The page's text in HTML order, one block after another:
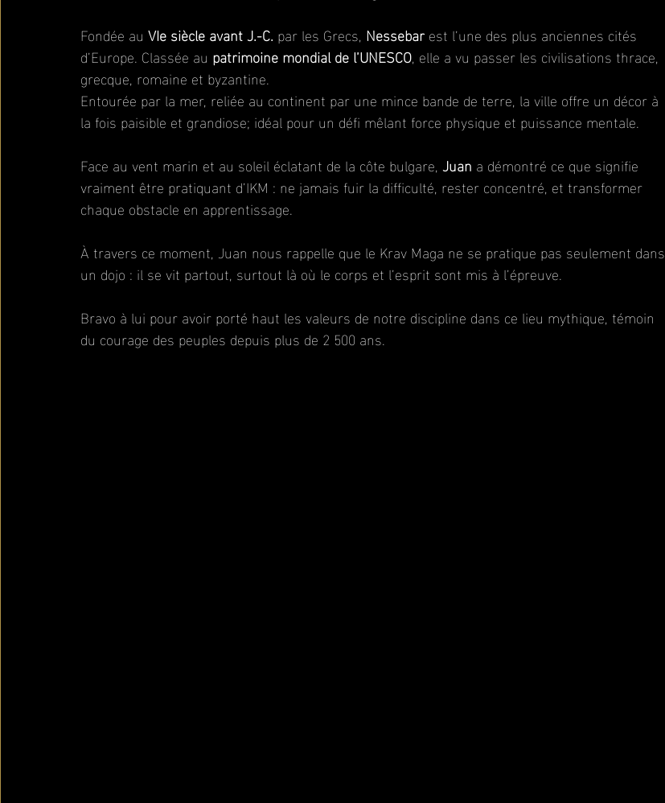
Fondée au VIe siècle avant J.-C. par les Grecs, Nessebar est l’une des plus anciennes cités
d’Europe. Classée au patrimoine mondial de l’UNESCO, elle a vu passer les civilisations thrace,
grecque, romaine et byzantine.
Entourée par la mer, reliée au continent par une mince bande de terre, la ville offre un décor à
la fois paisible et grandiose; idéal pour un défi mêlant force physique et puissance mentale.
Face au vent marin et au soleil éclatant de la côte bulgare, Juan a démontré ce que signifie
vraiment être pratiquant d’IKM : ne jamais fuir la difficulté, rester concentré, et transformer
chaque obstacle en apprentissage.
À travers ce moment, Juan nous rappelle que le Krav Maga ne se pratique pas seulement dans
un dojo : il se vit partout, surtout là où le corps et l’esprit sont mis à l’épreuve.
Bravo à lui pour avoir porté haut les valeurs de notre discipline dans ce lieu mythique, témoin
du courage des peuples depuis plus de 2 500 ans.